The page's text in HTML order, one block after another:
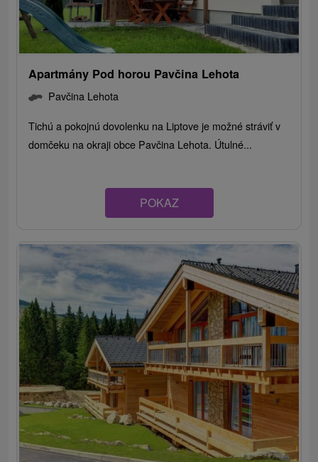
Apartmány Pod horou Pavčina Lehota
Pavčina Lehota
Tichú a pokojnú dovolenku na Liptove je možné stráviť v
domčeku na okraji obce Pavčina Lehota. Útulné...
POKAZ